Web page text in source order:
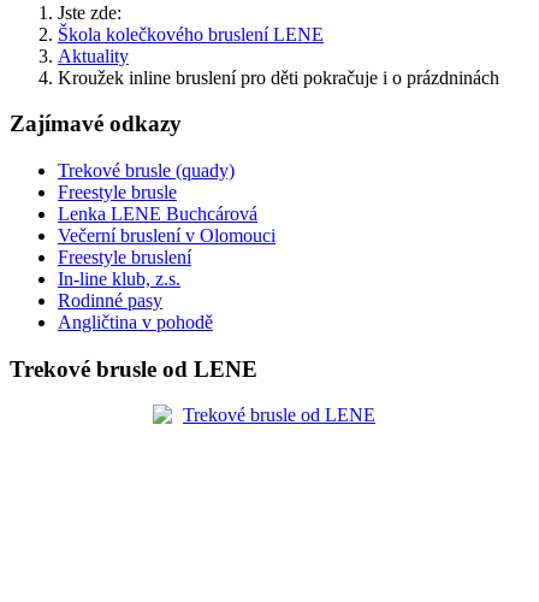
Jste zde:
Škola kolečkového bruslení LENE
Aktuality
Kroužek inline bruslení pro děti pokračuje i o prázdninách
Zajímavé odkazy
Trekové brusle (quady)
Freestyle brusle
Lenka LENE Buchcárová
Večerní bruslení v Olomouci
Freestyle bruslení
In-line klub, z.s.
Rodinné pasy
Angličtina v pohodě
Trekové brusle od LENE